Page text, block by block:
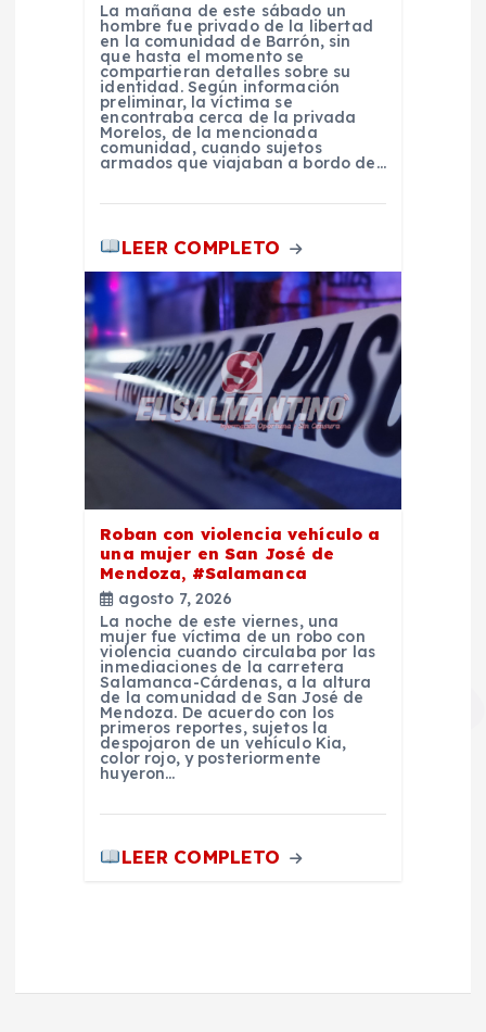
La mañana de este sábado un
hombre fue privado de la libertad
en la comunidad de Barrón, sin
que hasta el momento se
compartieran detalles sobre su
identidad. Según información
preliminar, la víctima se
encontraba cerca de la privada
Morelos, de la mencionada
comunidad, cuando sujetos
armados que viajaban a bordo de…
LEER COMPLETO
Roban con violencia vehículo a
una mujer en San José de
Mendoza, #Salamanca
agosto 7, 2026
La noche de este viernes, una
mujer fue víctima de un robo con
violencia cuando circulaba por las
inmediaciones de la carretera
Salamanca-Cárdenas, a la altura
de la comunidad de San José de
Mendoza. De acuerdo con los
primeros reportes, sujetos la
despojaron de un vehículo Kia,
color rojo, y posteriormente
huyeron…
LEER COMPLETO